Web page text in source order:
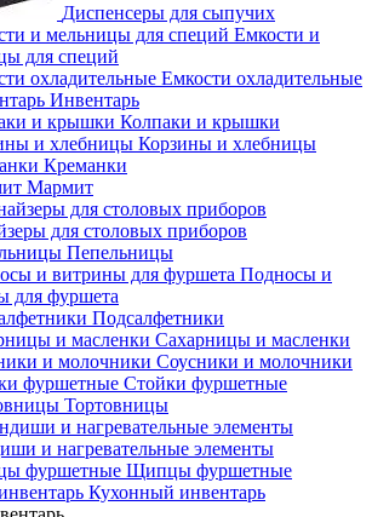
Диспенсеры для сыпучих
Емкости и
для специй
Емкости охладительные
Инвентарь
Колпаки и крышки
Корзины и хлебницы
Креманки
Мармит
для столовых приборов
Пепельницы
Подносы и
для фуршета
Подсалфетники
Сахарницы и масленки
Соусники и молочники
Стойки фуршетные
Тортовницы
и нагревательные элементы
Щипцы фуршетные
Кухонный инвентарь